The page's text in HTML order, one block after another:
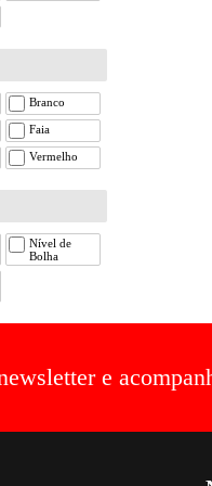
Branco
Faia
Vermelho
Nível de
Bolha
e